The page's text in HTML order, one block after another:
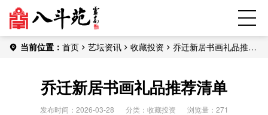
当前位置： 首页 艺坛资讯 收藏投资
乔迁新居书画礼品推荐
乔迁新居书画礼品推荐清单
发布时间：2026-03-28 分类： 收藏投资 浏览量：271